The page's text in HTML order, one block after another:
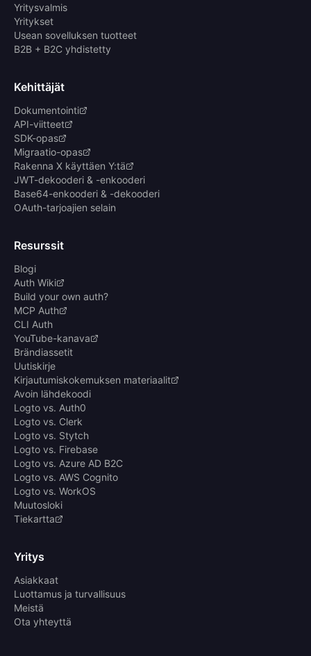
Yritysvalmis
Yritykset
Usean sovelluksen tuotteet
B2B + B2C yhdistetty
Kehittäjät
Dokumentointi
API-viitteet
SDK-opas
Migraatio-opas
Rakenna X käyttäen Y:tä
JWT-dekooderi & -enkooderi
Base64-enkooderi & -dekooderi
OAuth-tarjoajien selain
Resurssit
Blogi
Auth Wiki
Build your own auth?
MCP Auth
CLI Auth
YouTube-kanava
Brändiassetit
Uutiskirje
Kirjautumiskokemuksen materiaalit
Avoin lähdekoodi
Logto vs. Auth0
Logto vs. Clerk
Logto vs. Stytch
Logto vs. Firebase
Logto vs. Azure AD B2C
Logto vs. AWS Cognito
Logto vs. WorkOS
Muutosloki
Tiekartta
Yritys
Asiakkaat
Luottamus ja turvallisuus
Meistä
Ota yhteyttä